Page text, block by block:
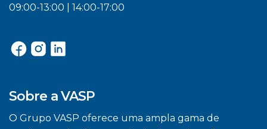
09:00-13:00 | 14:00-17:00
Sobre a VASP
O Grupo VASP oferece uma ampla gama de